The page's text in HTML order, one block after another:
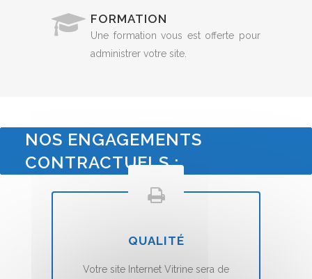
FORMATION
Une formation vous est offerte pour
administrer votre site.
NOS ENGAGEMENTS
CONTRACTUELS :
QUALITÉ
Votre site Internet Vitrine sera de